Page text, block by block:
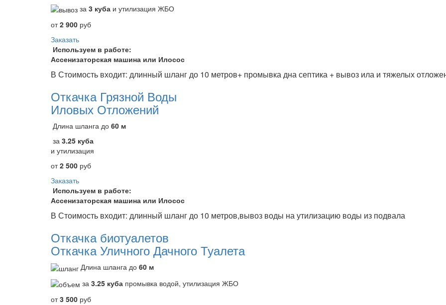
за 3 куба и утилизация ЖБО
от2 900 руб
Заказать
Используем в работе:
Ассенизаторская машина или Илосос
В Стоимость входит: длинный шланг до 10 метров+ промывка дна септика + вывоз ила и тяжелых
Откачка Грязной Воды
Иловых Отложений
Длина шланга до 60 м
за 3.25 куба
и утилизация
от2 500 руб
Заказать
Используем в работе:
Ассенизаторская машина или Илосос
В Стоимость входит: длинный шланг до 10 метров,вывоз воды на утилизацию воды из подвала
Откачка биотуалетов
Откачка Уличного Дачного Туалета
Длина шланга до 60 м
за 3.25 куба промывка водой, утилизация ЖБО
от3 500 руб